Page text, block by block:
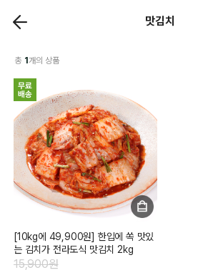
맛김치
총 1개의 상품
[10kg에 49,900원] 한입에 쏙 맛있
는 김치가 전라도식 맛김치 2kg
15,900원